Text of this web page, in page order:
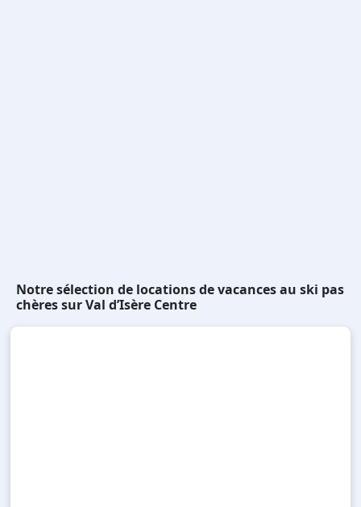
Notre sélection de locations de vacances au ski pas
chères sur Val d’Isère Centre